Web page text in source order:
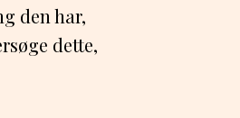
den har,
dette,